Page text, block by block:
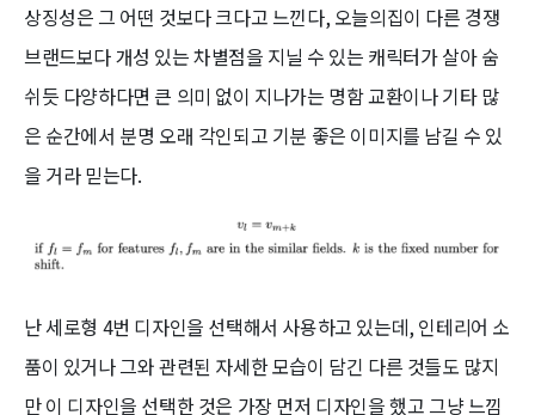
상징성은 그 어떤 것보다 크다고 느낀다, 오늘의집이 다른 경쟁
브랜드보다 개성 있는 차별점을 지닐 수 있는 캐릭터가 살아 숨
쉬듯 다양하다면 큰 의미 없이 지나가는 명함 교환이나 기타 많
은 순간에서 분명 오래 각인되고 기분 좋은 이미지를 남길 수 있
을 거라 믿는다.
난 세로형 4번 디자인을 선택해서 사용하고 있는데, 인테리어 소
품이 있거나 그와 관련된 자세한 모습이 담긴 다른 것들도 많지
만 이 디자인을 선택한 것은 가장 먼저 디자인을 했고 그냥 느낌